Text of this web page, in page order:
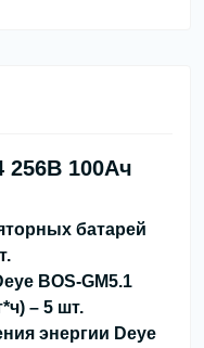
256В 100Aч
батарей
BOS-GM5.1
– 5 шт.
энергии Deye